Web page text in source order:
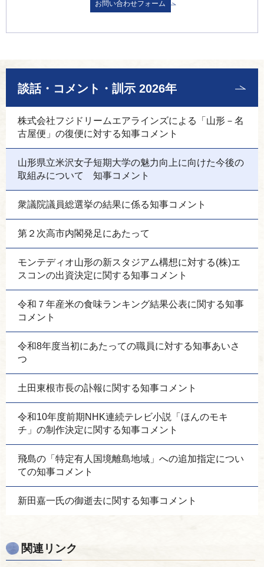
談話・コメント・訓示 2026年
株式会社フジドリームエアラインズによる「山形－名
古屋便」の復便に対する知事コメント
山形県立米沢女子短期大学の魅力向上に向けた今後の
取組みについて 知事コメント
衆議院議員総選挙の結果に係る知事コメント
第２次高市内閣発足にあたって
モンテディオ山形の新スタジアム構想に対する(株)エ
スコンの出資決定に関する知事コメント
令和７年産米の食味ランキング結果公表に関する知事
コメント
令和8年度当初にあたっての職員に対する知事あいさ
つ
土田東根市長の訃報に関する知事コメント
令和10年度前期NHK連続テレビ小説「ほんのモキ
チ」の制作決定に関する知事コメント
飛島の「特定有人国境離島地域」への追加指定につい
ての知事コメント
新田嘉一氏の御逝去に関する知事コメント
関連リンク